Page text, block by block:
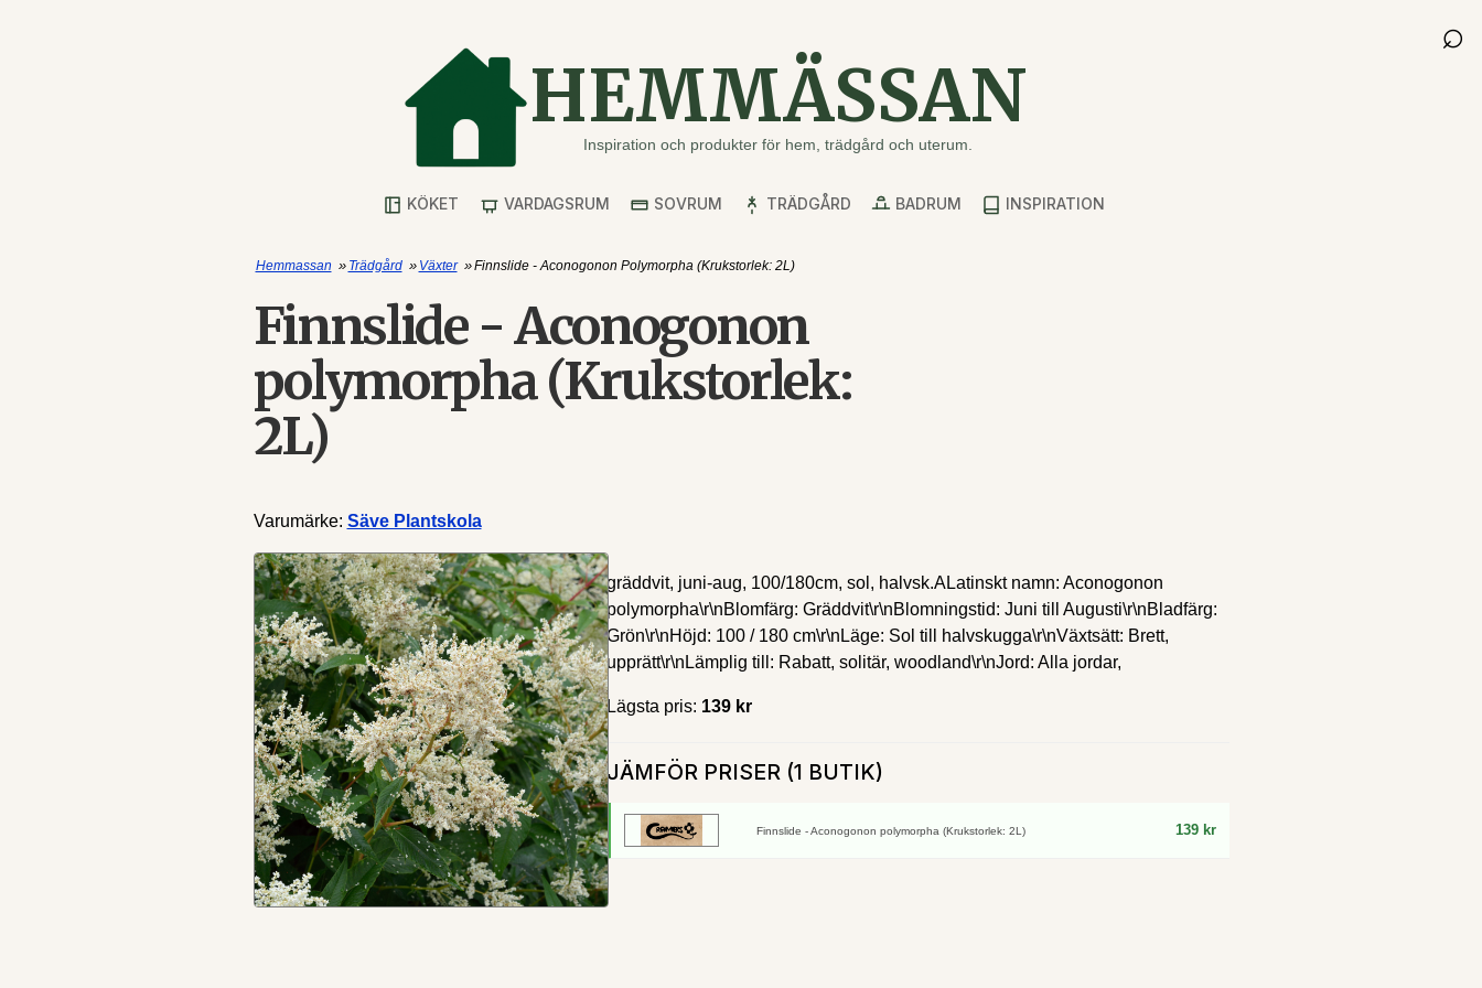
HEMMÄSSAN
Inspiration och produkter för hem, trädgård och uterum.
⌕
KÖKET VARDAGSRUM SOVRUM TRÄDGÅRD BADRUM INSPIRATION
Hemmassan » Trädgård » Växter »Finnslide - Aconogonon Polymorpha (Krukstorlek: 2L)
Finnslide - Aconogonon
polymorpha (Krukstorlek:
2L)
Varumärke: Säve Plantskola
gräddvit, juni-aug, 100/180cm, sol, halvsk.ALatinskt namn: Aconogonon
polymorpha\r\nBlomfärg: Gräddvit\r\nBlomningstid: Juni till Augusti\r\nBladfärg:
Grön\r\nHöjd: 100 / 180 cm\r\nLäge: Sol till halvskugga\r\nVäxtsätt: Brett,
upprätt\r\nLämplig till: Rabatt, solitär, woodland\r\nJord: Alla jordar,
Lägsta pris: 139 kr
JÄMFÖR PRISER (1 BUTIK)
Finnslide - Aconogonon polymorpha (Krukstorlek: 2L) 139 kr